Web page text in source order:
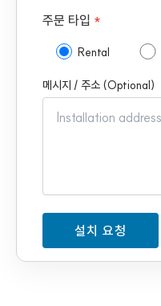
주문 타입 *
Rental
메시지 / 주소 (Optional)